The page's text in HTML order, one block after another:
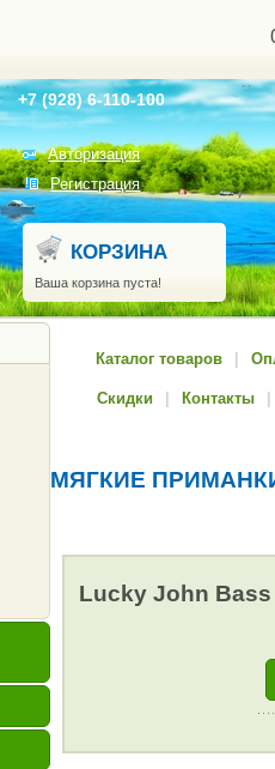
Авторизация
Регистрация
+7 (928) 6-110-100
КОРЗИНА
Ваша корзина пуста!
Каталог товаров
Скидки Контакты
МЯГКИЕ
Lucky John